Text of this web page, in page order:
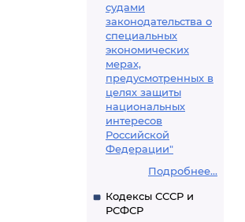
судами
законодательства о
специальных
экономических
мерах,
предусмотренных в
целях защиты
национальных
интересов
Российской
Федерации"
Подробнее...
Кодексы СССР и
РСФСР